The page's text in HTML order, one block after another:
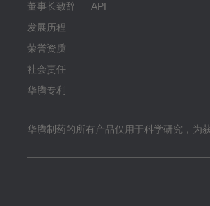
董事长致辞
发展历程
荣誉资质
社会责任
华腾专利
API
华腾制药的所有产品仅用于科学研究，为